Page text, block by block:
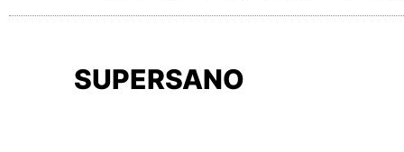
SUPERSANO